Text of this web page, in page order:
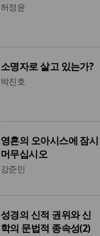
허정윤
소명자로 살고 있는가?
박진호
영혼의 오아시스에 잠시
머무십시오
강준민
성경의 신적 권위와 신
학의 문법적 종속성(2)